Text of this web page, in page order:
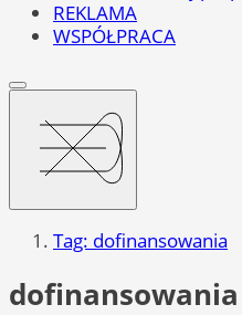
REKLAMA
WSPÓŁPRACA
Tag: dofinansowania
dofinansowania